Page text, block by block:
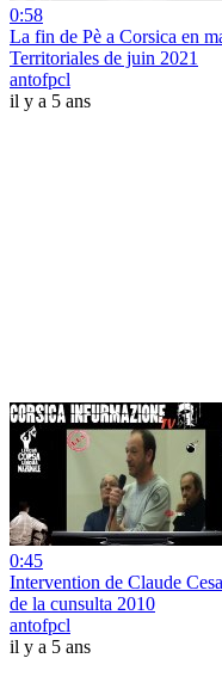
0:58
La fin de Pè a Corsica en
Territoriales de juin 2021
antofpcl
il y a 5 ans
0:45
Intervention de Claude
de la cunsulta 2010
antofpcl
il y a 5 ans